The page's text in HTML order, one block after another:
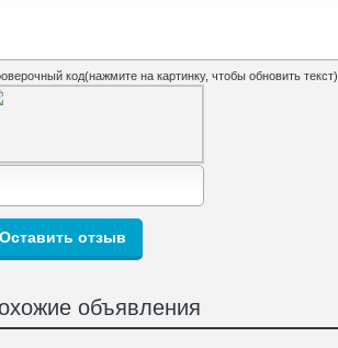
код(нажмите на картинку, чтобы обновить текст)
объявления